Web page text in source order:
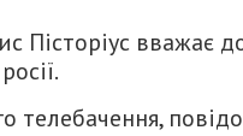
Пісторіус вважає
телебачення,